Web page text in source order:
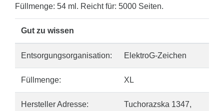
Füllmenge: 54 ml. Reicht für: 5000 Seiten.
Gut zu wissen
Entsorgungsorganisation: ElektroG-Zeichen
Füllmenge: XL
Hersteller Adresse:
Tuchorazska 1347,